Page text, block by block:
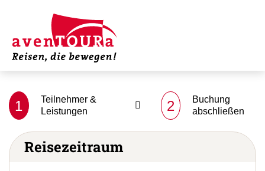
1
Teilnehmer &
Leistungen
2
Buchung
abschließen
Reisezeitraum